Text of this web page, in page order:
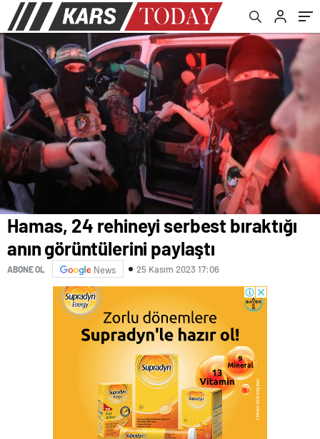
Hamas, 24 rehineyi serbest bıraktığı
anın görüntülerini paylaştı
ABONE OL News 25 Kasım 2023 17:06